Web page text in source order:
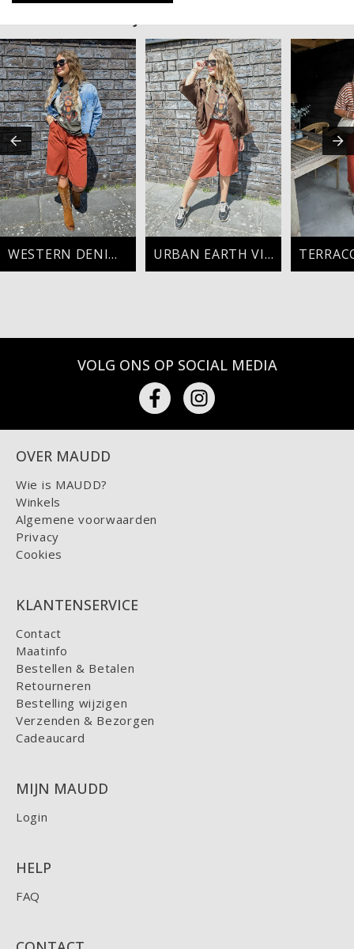
WESTERN DENIM VIBES URBAN EARTH VIBES
VOLG ONS OP SOCIAL MEDIA
OVER MAUDD
Wie is MAUDD?
Winkels
Algemene voorwaarden
Privacy
Cookies
KLANTENSERVICE
Contact
Maatinfo
Bestellen & Betalen
Retourneren
Bestelling wijzigen
Verzenden & Bezorgen
Cadeaucard
MIJN MAUDD
Login
HELP
FAQ